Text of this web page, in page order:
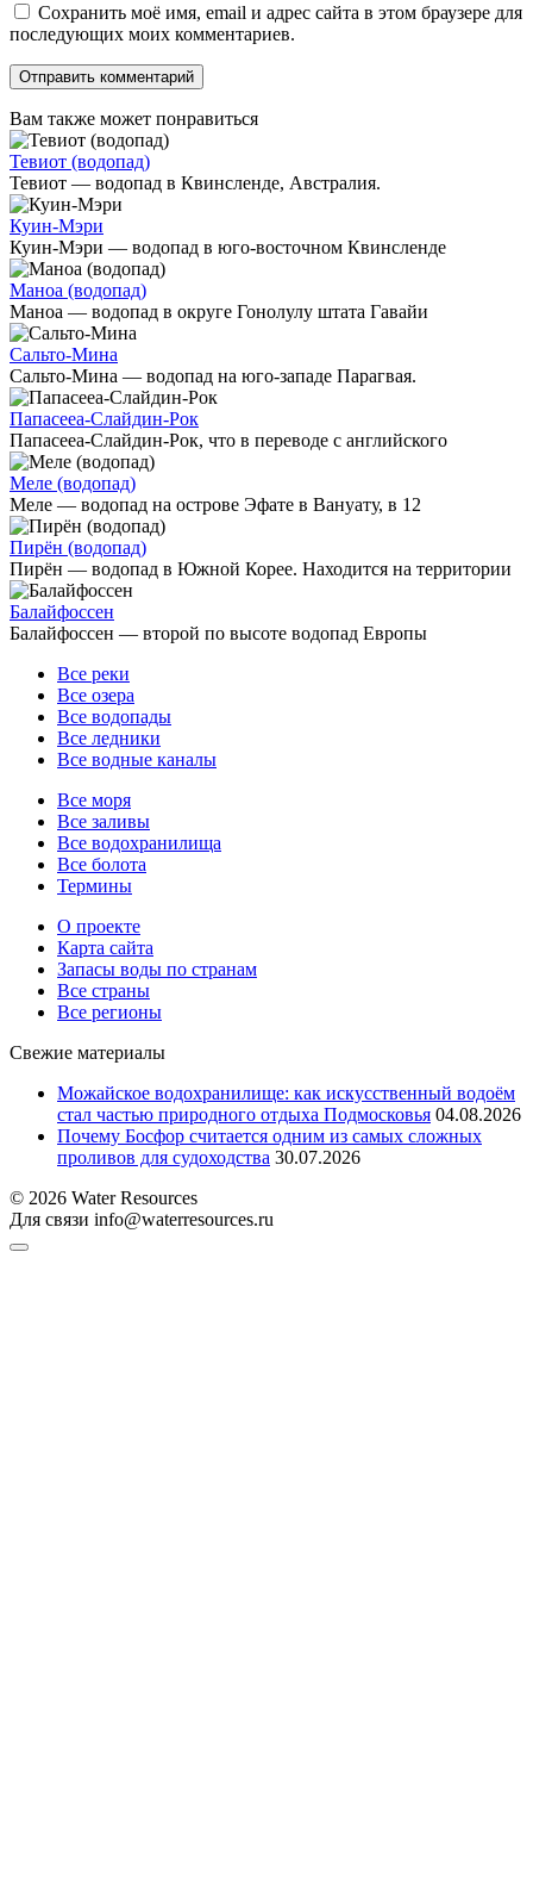
Сохранить моё имя, email и адрес сайта в этом браузере для
последующих моих комментариев.
Вам также может понравиться
Тевиот (водопад)
Тевиот — водопад в Квинсленде, Австралия.
Куин-Мэри
Куин-Мэри — водопад в юго-восточном Квинсленде
Маноа (водопад)
Маноа — водопад в округе Гонолулу штата Гавайи
Сальто-Мина
Сальто-Мина — водопад на юго-западе Парагвая.
Папасееа-Слайдин-Рок
Папасееа-Слайдин-Рок, что в переводе с английского
Меле (водопад)
Меле — водопад на острове Эфате в Вануату, в 12
Пирён (водопад)
Пирён — водопад в Южной Корее. Находится на территории
Балайфоссен
Балайфоссен — второй по высоте водопад Европы
Все реки
Все озера
Все водопады
Все ледники
Все водные каналы
Все моря
Все заливы
Все водохранилища
Все болота
Термины
О проекте
Карта сайта
Запасы воды по странам
Все страны
Все регионы
Свежие материалы
Можайское водохранилище: как искусственный водоём
стал частью природного отдыха Подмосковья 04.08.2026
Почему Босфор считается одним из самых сложных
проливов для судоходства 30.07.2026
© 2026 Water Resources
Для связи info@waterresources.ru